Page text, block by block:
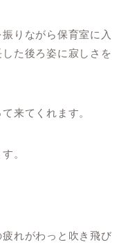
りながら保育室に入
た後ろ姿に寂しさを
来てくれます。
。
れがわっと吹き飛び